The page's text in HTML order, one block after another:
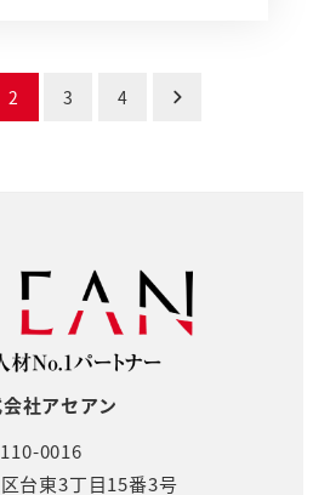
2 3 4
社アセアン
0016
台東3丁目15番3号